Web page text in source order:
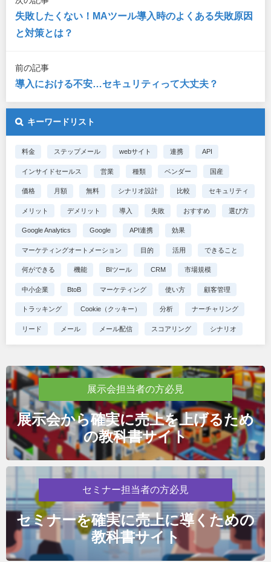
失敗したくない！MAツール導入時のよくある失敗原因
と対策とは？
前の記事
導入における不安…セキュリティって大丈夫？
キーワードリスト
料金 ステップメール webサイト 連携 API
インサイドセールス 営業 種類 ベンダー 国産
価格 月額 無料 シナリオ設計 比較 セキュリティ
メリット デメリット 導入 失敗 おすすめ 選び方
Google Analytics Google API連携 効果
マーケティングオートメーション 目的 活用 できること
何ができる 機能 BIツール CRM 市場規模
中小企業 BtoB マーケティング 使い方 顧客管理
トラッキング Cookie（クッキー） 分析 ナーチャリング
リード メール メール配信 スコアリング シナリオ
展示会担当者の方必見
展示会から確実に売上を上げるため
の教科書サイト
セミナー担当者の方必見
セミナーを確実に売上に導くための
教科書サイト